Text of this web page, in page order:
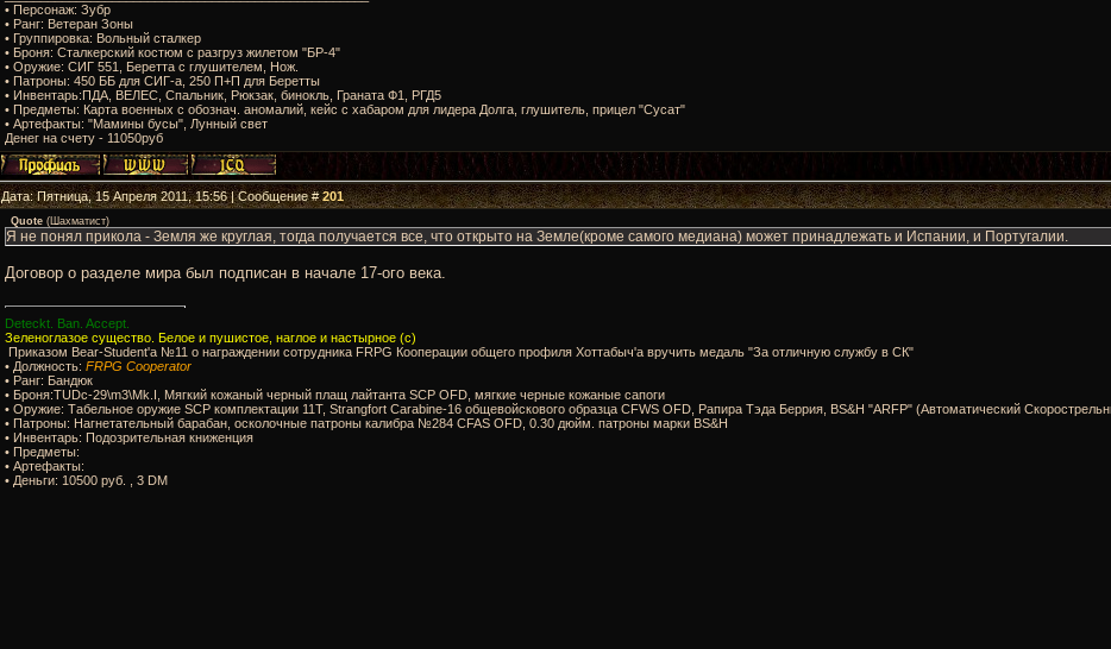
• Персонаж: Зубр
• Ранг: Ветеран Зоны
• Группировка: Вольный сталкер
• Броня: Сталкерский костюм с разгруз жилетом "БР-4"
• Оружие: СИГ 551, Беретта с глушителем, Нож.
• Патроны: 450 ББ для СИГ-а, 250 П+П для Беретты
• Инвентарь:ПДА, ВЕЛЕС, Спальник, Рюкзак, бинокль, Граната Ф1, РГД5
• Предметы: Карта военных с обознач. аномалий, кейс с хабаром для лидера Долга, глушитель, прицел "Сусат"
• Артефакты: "Мамины бусы", Лунный свет
Денег на счету - 11050руб
Дата: Пятница, 15 Апреля 2011, 15:56 | Сообщение #201
Quote (Шахматист)
Я не понял прикола - Земля же круглая, тогда получается все, что открыто на Земле(кроме самого медиана) может принадлежать и Испании, и Португалии.
Договор о разделе мира был подписан в начале 17-ого века.
Deteckt. Ban. Accept.
Зеленоглазое существо. Белое и пушистое, наглое и настырное (с)
Приказом Bear-Student'a №11 о награждении сотрудника FRPG Кооперации общего профиля Хoттабыч'а вручить медаль "За отличную службу в СК"
• Должность: FRPG Cooperator
• Ранг: Бандюк
• Броня:TUDc-29\m3\Mk.I, Мягкий кожаный черный плащ лайтанта SCP OFD, мягкие черные кожаные сапоги
• Оружие: Табельное оружие SCP комплектации 11Т, Strangfort Carabine-16 общевойскового образца CFWS OFD, Рапира Тэда Беррия, BS&H "ARFP" (Автоматический
• Патроны: Нагнетательный барабан, осколочные патроны калибра №284 CFAS OFD, 0.30 дюйм. патроны марки BS&H
• Инвентарь: Подозрительная книженция
• Предметы:
• Артефакты:
• Деньги: 10500 руб. , 3 DM